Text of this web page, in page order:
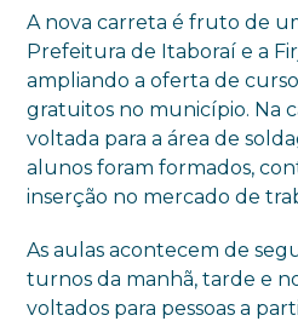
A nova carreta é fruto de
Prefeitura de Itaboraí e a
ampliando a oferta de
gratuitos no município. Na
voltada para a área de
alunos foram formados,
inserção no mercado de
As aulas acontecem de
turnos da manhã, tarde e
voltados para pessoas a